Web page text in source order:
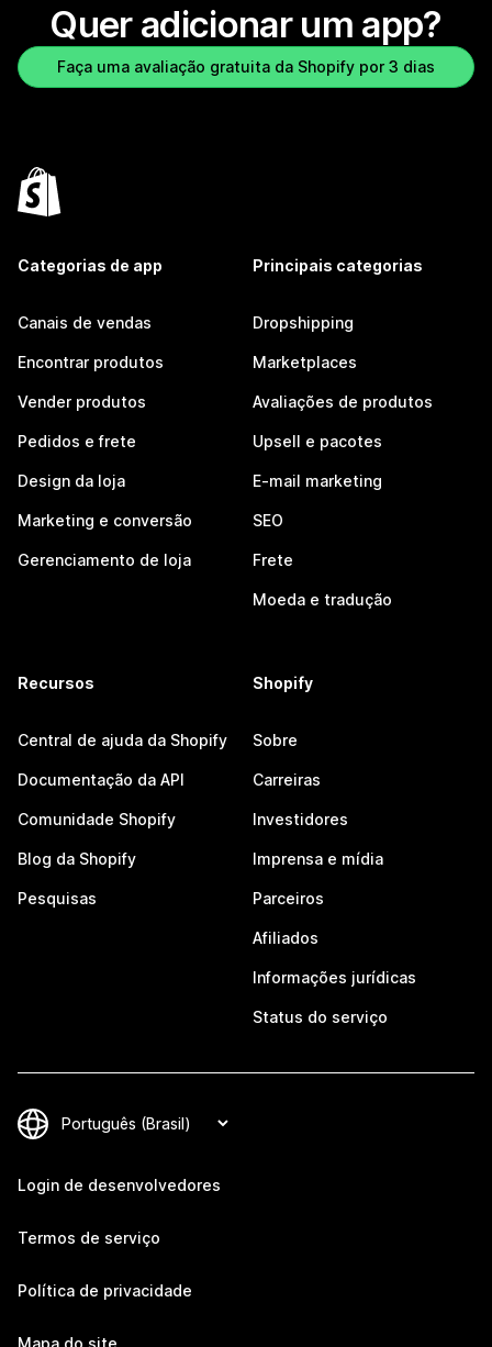
Quer adicionar um app?
Faça uma avaliação gratuita da Shopify por 3 dias
Categorias de app
Canais de vendas
Encontrar produtos
Vender produtos
Pedidos e frete
Design da loja
Marketing e conversão
Gerenciamento de loja
Principais categorias
Dropshipping
Marketplaces
Avaliações de produtos
Upsell e pacotes
E-mail marketing
SEO
Frete
Moeda e tradução
Recursos
Central de ajuda da Shopify
Documentação da API
Comunidade Shopify
Blog da Shopify
Pesquisas
Shopify
Sobre
Carreiras
Investidores
Imprensa e mídia
Parceiros
Afiliados
Informações jurídicas
Status do serviço
Login de desenvolvedores
Termos de serviço
Política de privacidade